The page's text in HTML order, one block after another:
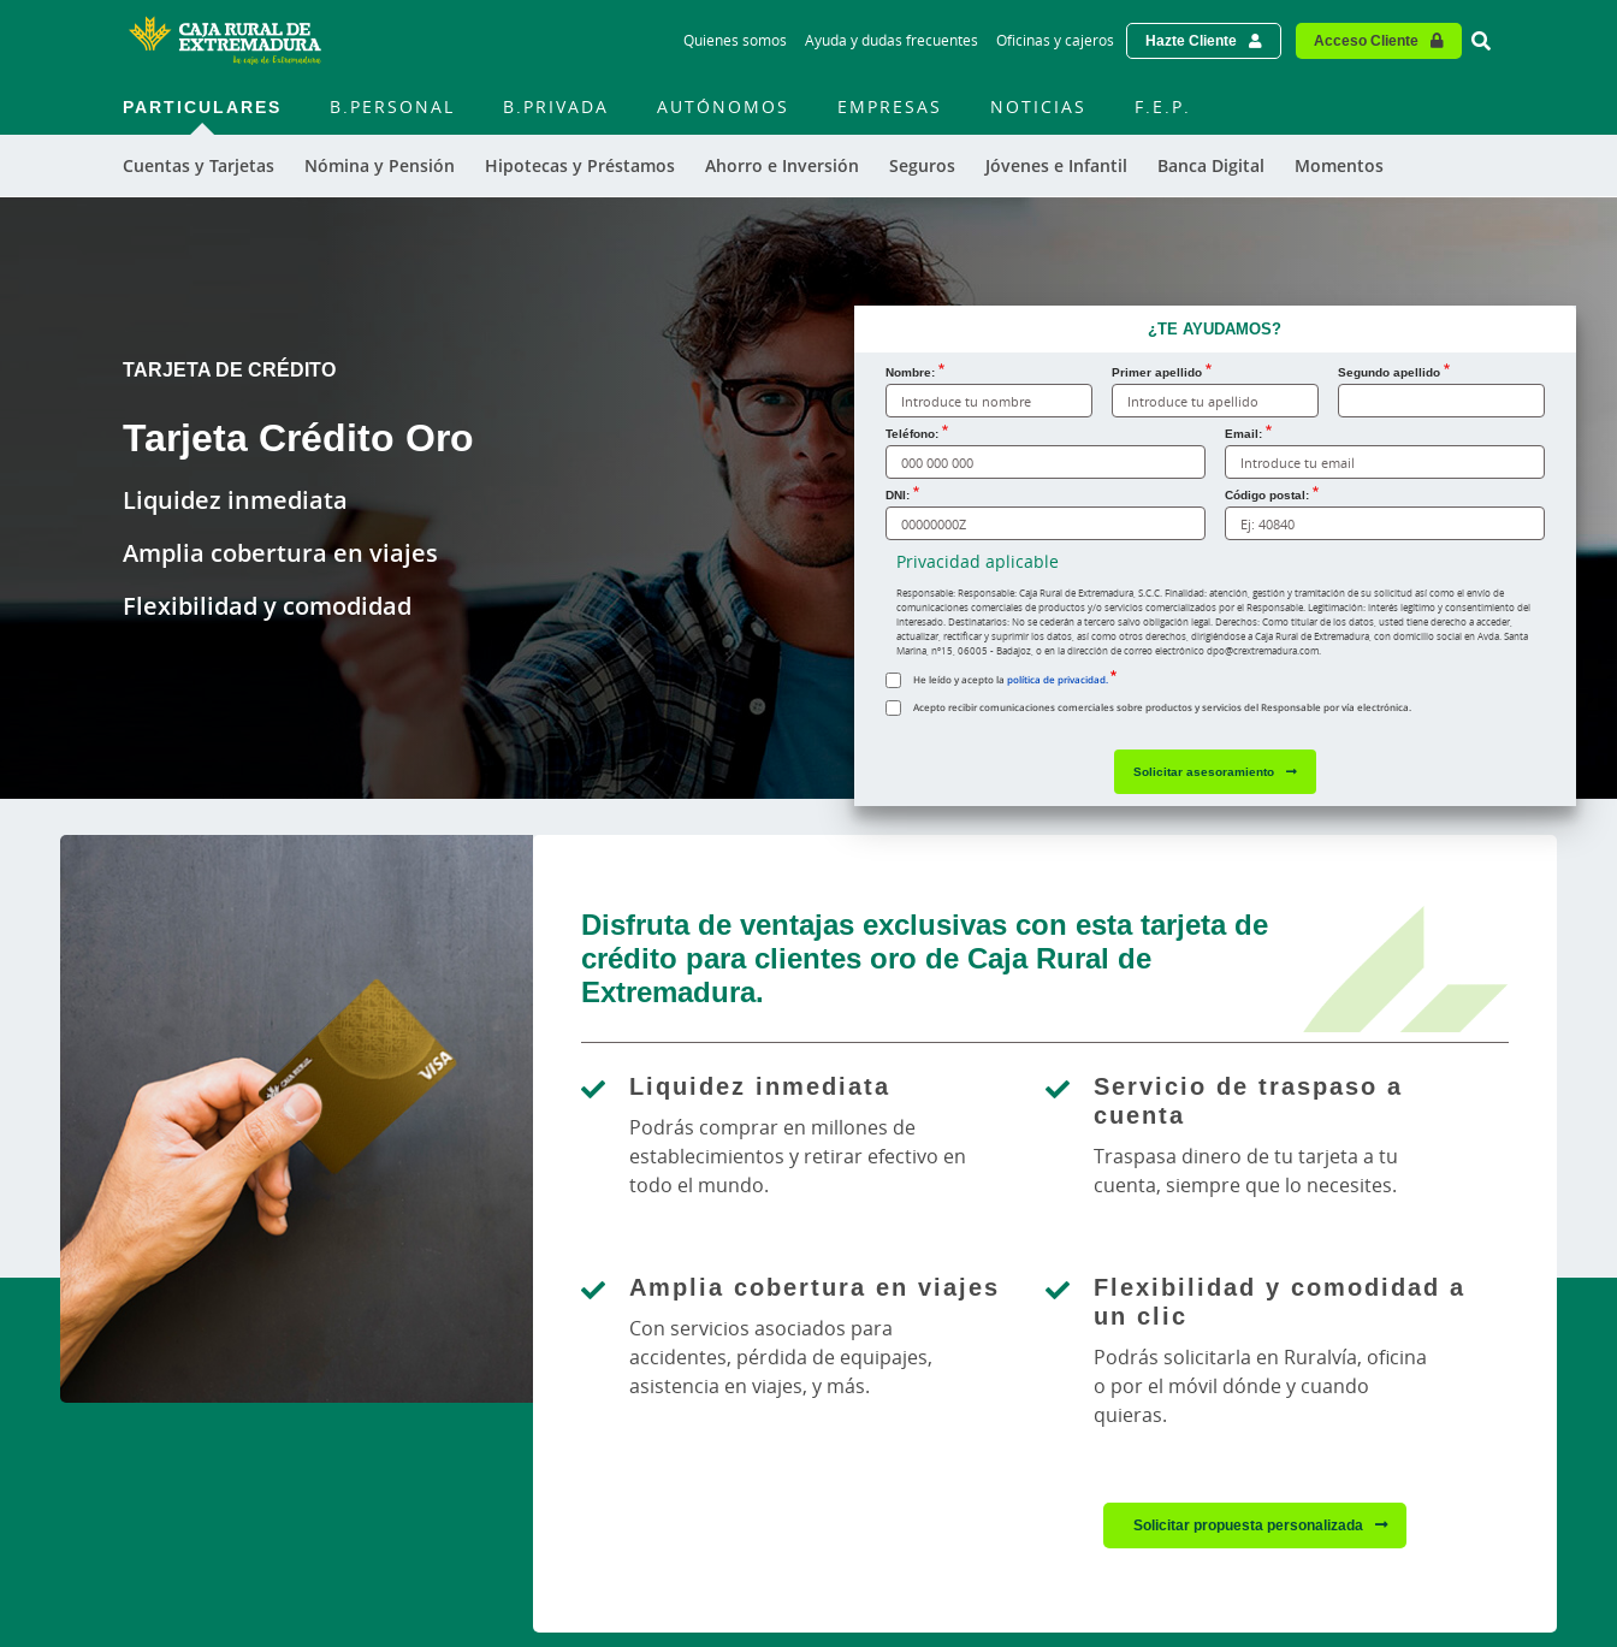
to
contentt
Quienes somos Ayuda y dudas frecuentes Oficinas y cajeros Hazte Cliente Acceso Cliente Vinculo -
PARTICULARES
Cuentas y Tarjetas Nómina y Pensión Hipotecas y Préstamos Ahorro e Inversión Seguros Jóvenes e Infantil Banca Digital Momentos
B.PERSONAL B.PRIVADA AUTÓNOMOS EMPRESAS NOTICIAS F.E.P.
TARJETA DE CRÉDITO
Tarjeta Crédito Oro
Liquidez inmediata
Amplia cobertura en viajes
Flexibilidad y comodidad
¿TE AYUDAMOS?
Nombre:
¿Cómo te llamas?
Primer apellido Segundo apellido
Teléfono: Email:
DNI: Código postal:
Privacidad aplicable
Responsable: Responsable: Caja Rural de Extremadura, S.C.C. Finalidad: atención, gestión y tramitación de su solicitud así como el envío de
comunicaciones comerciales de productos y/o servicios comercializados por el Responsable. Legitimación: interés legítimo y consentimiento del
interesado. Destinatarios: No se cederán a tercero salvo obligación legal. Derechos: Como titular de los datos, usted tiene derecho a acceder,
actualizar, rectificar y suprimir los datos, así como otros derechos, dirigiéndose a Caja Rural de Extremadura, con domicilio social en Avda. Santa
Marina, nº15, 06005 - Badajoz, o en la dirección de correo electrónico dpo@crextremadura.com.
He leído y acepto la política de privacidad.
Acepto recibir comunicaciones comerciales sobre productos y servicios del Responsable por vía electrónica.
Solicitar asesoramiento
Disfruta de ventajas exclusivas con esta tarjeta de
crédito para clientes oro de Caja Rural de
Extremadura.
Liquidez inmediata
Podrás comprar en millones de
establecimientos y retirar efectivo en
todo el mundo.
Servicio de traspaso a
cuenta
Traspasa dinero de tu tarjeta a tu
cuenta, siempre que lo necesites.
Amplia cobertura en viajes
Con servicios asociados para
accidentes, pérdida de equipajes,
asistencia en viajes, y más.
Flexibilidad y comodidad a
un clic
Podrás solicitarla en Ruralvía, oficina
o por el móvil dónde y cuando
quieras.
Solicitar propuesta personalizada